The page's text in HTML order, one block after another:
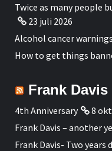
Twice as many people
23 juli 2026
Alcohol cancer
How to get things
Frank
4th Anniversary
8
Frank Davis – another
Frank Davis- Two years